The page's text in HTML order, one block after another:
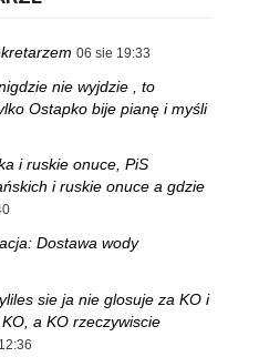
06 sie 19:33
nie wyjdzie , to
Ostapko bije pianę i myśli
i ruskie onuce, PiS
i ruskie onuce a gdzie
Dostawa wody
sie ja nie glosuje za KO i
a KO rzeczywiscie